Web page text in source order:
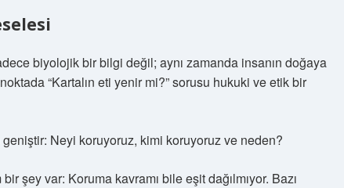
biyolojik bir bilgi değil; aynı zamanda insanın doğaya
“Kartalın eti yenir mi?” sorusu hukuki ve etik bir
Neyi koruyoruz, kimi koruyoruz ve neden?
şey var: Koruma kavramı bile eşit dağılmıyor. Bazı